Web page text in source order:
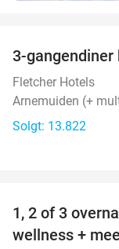
3-
Fletcher Hotels
Arnemuiden (+
Solgt: 13.822
DAG
1, 2 of 3
wellness +